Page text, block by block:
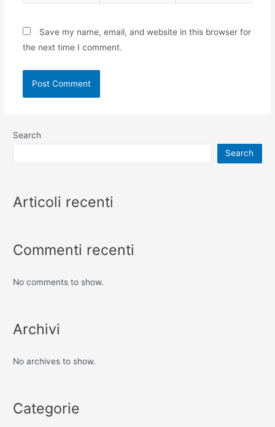
Save my name, email, and website in this browser for
the next time I comment.
Search
Search
Articoli recenti
Commenti recenti
No comments to show.
Archivi
No archives to show.
Categorie